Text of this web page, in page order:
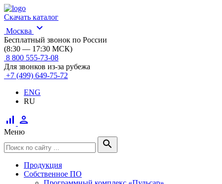
Скачать каталог
Москва
expand_more
Бесплатный звонок по России
(8:30 — 17:30 МСК)
8 800 555-73-08
Для звонков из-за рубежа
+7 (499) 649-75-72
ENG
RU
signal_cellular_alt person
Меню
search
Продукция
Собственное ПО